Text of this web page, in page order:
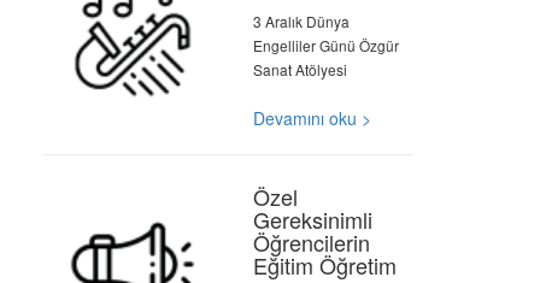
3 Aralık Dünya
Engelliler Günü Özgür
Sanat Atölyesi
Devamını oku >
Özel
Gereksinimli
Öğrencilerin
Eğitim Öğretim